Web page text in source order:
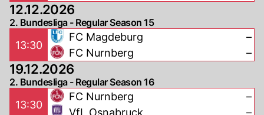
12.12.2026
2. Bundesliga - Regular Season 15
13:30
FC Magdeburg
FC Nurnberg
–
–
19.12.2026
2. Bundesliga - Regular Season 16
13:30
FC Nurnberg
VfL Osnabruck
–
–